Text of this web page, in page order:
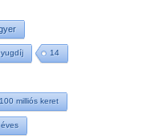
14
100 milliós keret